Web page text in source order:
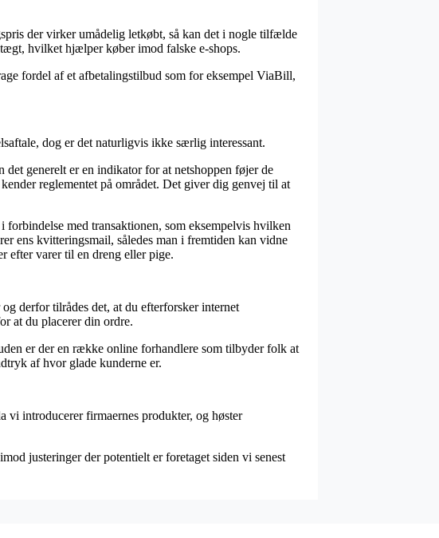
der virker umådelig letkøbt, så kan det i nogle tilfælde
hvilket hjælper køber imod falske e-shops.
fordel af et afbetalingstilbud som for eksempel ViaBill,
dog er det naturligvis ikke særlig interessant.
generelt er en indikator for at netshoppen føjer de
reglementet på området. Det giver dig genvej til at
med transaktionen, som eksempelvis hvilken
ens kvitteringsmail, således man i fremtiden kan vidne
efter varer til en dreng eller pige.
derfor tilrådes det, at du efterforsker internet
at du placerer din ordre.
er der en række online forhandlere som tilbyder folk at
af hvor glade kunderne er.
vi introducerer firmaernes produkter, og høster
justeringer der potentielt er foretaget siden vi senest